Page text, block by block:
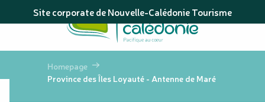
au
principal
Site corporate de Nouvelle-Calédonie Tourisme
Homepage
Province des Îles Loyauté - Antenne de Maré